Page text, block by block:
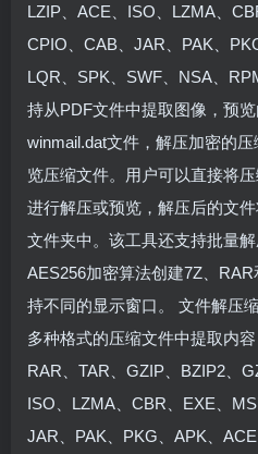
LZIP、ACE、ISO、LZMA、
CPIO、CAB、JAR、PAK、
LQR、SPK、SWF、NSA、
持从PDF文件中提取图像，预
winmail.dat文件，解压加密的
览压缩文件。用户可以直接将
进行解压或预览，解压后的文
文件夹中。该工具还支持批量
AES256加密算法创建7Z、
持不同的显示窗口。 文件解压
多种格式的压缩文件中提取内
RAR、TAR、GZIP、BZIP2、
ISO、LZMA、CBR、EXE、
JAR、PAK、PKG、APK、